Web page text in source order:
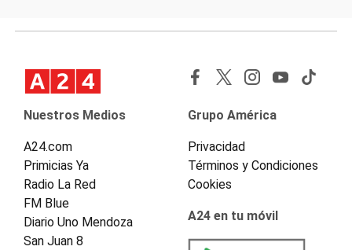
Nuestros Medios
A24.com
Primicias Ya
Radio La Red
FM Blue
Diario Uno Mendoza
San Juan 8
Grupo América
Privacidad
Términos y Condiciones
Cookies
A24 en tu móvil